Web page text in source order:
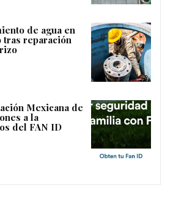
de agua en
tras reparación
Mexicana de
a la
del FAN ID